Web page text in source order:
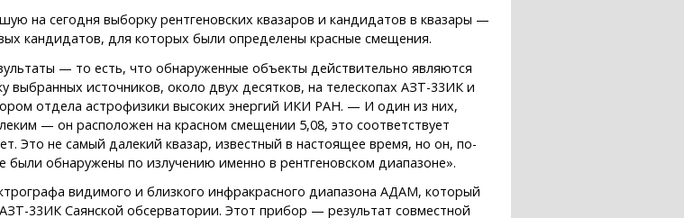
на сегодня выборку рентгеновских квазаров и кандидатов в квазары —
кандидатов, для которых были определены красные смещения.
— то есть, что обнаруженные объекты действительно являются
выбранных источников, около двух десятков, на телескопах АЗТ-33ИК и
отдела астрофизики высоких энергий ИКИ РАН. — И один из них,
— он расположен на красном смещении 5,08, это соответствует
Это не самый далекий квазар, известный в настоящее время, но он, по-
обнаружены по излучению именно в рентгеновском диапазоне».
видимого и близкого инфракрасного диапазона АДАМ, который
33ИК Саянской обсерватории. Этот прибор — результат совместной